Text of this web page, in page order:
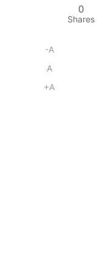
0
Shares
-A
A
+A